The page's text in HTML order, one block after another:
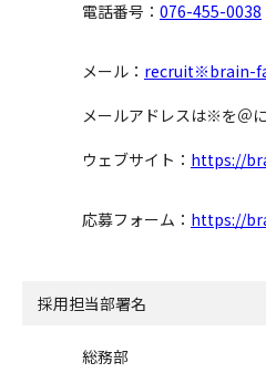
電話番号： 076-455-0038
メール： recruit※brain-
メールアドレスは※を＠
ウェブサイト： https://
応募フォーム： https://
採用担当部署名
総務部